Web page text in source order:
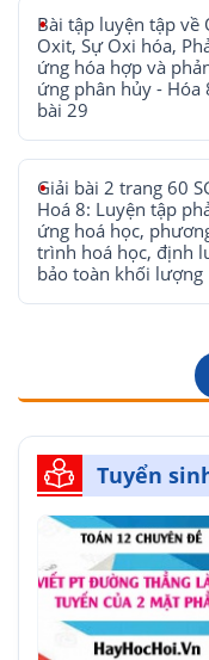
Bài tập luyện tập về
Oxit, Sự Oxi hóa,
ứng hóa hợp và
ứng phân hủy - Hóa
bài 29
Giải bài 2 trang 60
Hoá 8: Luyện tập
ứng hoá học,
trình hoá học, định
bảo toàn khối lượng
Tuyển